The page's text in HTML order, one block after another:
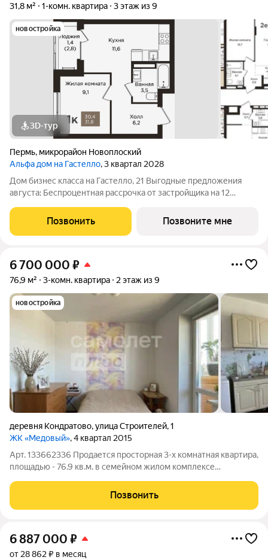
31,8 м²
1-комн. квартира 3 этаж из 9
новостройка
3D-тур
Пермь, микрорайон Новоплоский
Альфа дом на Гастелло, 3 квартал 2028
Дом бизнес класса на Гастелло, 21 Выгодные предложения
августа: Беспроцентная рассрочка от застройщика на 12
любой квартиры скидка до 500 т.р. Скидка 0,5% на каждого
ребенка до 18 лет При
Позвонить Позвоните мне
6 700 000 ₽
76,9 м² 3-комн. квартира 2 этаж из 9
новостройка
деревня Кондратово,улица Строителей,1
ЖК «Медовый», 4 квартал 2015
Арт. 133662336 Продается просторная 3-х комнатная квартира,
площадью - 76.9 кв.м. в семейном жилом комплексе
развивающаяся локация: в 5-ти минутах ходьбы находится
новая современная школа "Сфера" на
Позвонить
6 887 000 ₽
от 28 862 ₽ в месяц